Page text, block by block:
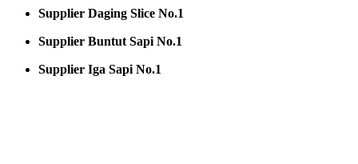
Supplier Daging Slice No.1
Supplier Buntut Sapi No.1
Supplier Iga Sapi No.1